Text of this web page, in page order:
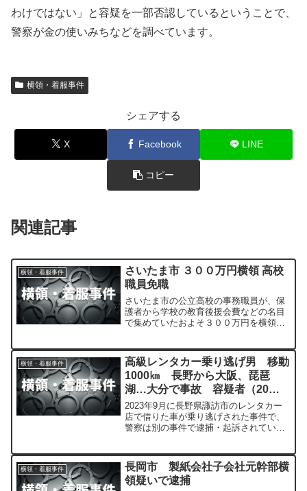
わけではない」と容疑を一部否認しているということで、
警察が金の使いみちなどを調べています。
横領・着服事件
シェアする
X Facebook LINE
コピー
関連記事
横領・着服事件
さいたま市 ３００万円横領 高校
職員免職
さいたま市の公立高校の事務職員が、保
護者から学校の教育後援会費などの名目
で集めていたおよそ３００万円を横領し
職の処分にしました。
横領・着服事件
高級レンタカー乗り逃げ男 移動
1000㎞ 長野から大阪、琵琶
湖…大分で事故 容疑者（20）
「返すつもりだった」
2023年9月に長野県諏訪市のレンタカー
店で借りた車が乗り逃げされた事件で、
警察は別の事件で逮捕・起訴されていた
している。
横領・着服事件
長岡市 製紙会社子会社元幹部横
領疑いで逮捕